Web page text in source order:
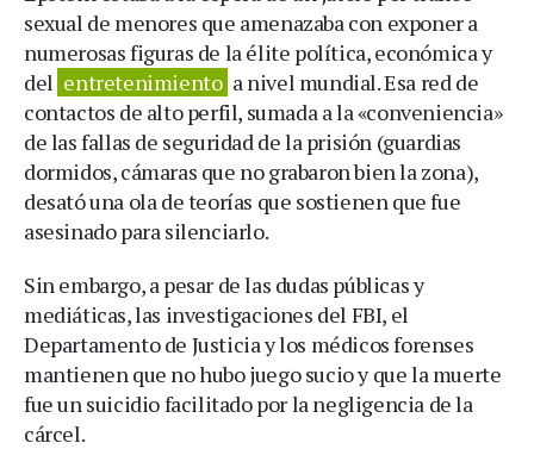
sexual de menores que amenazaba con exponer a
numerosas figuras de la élite política, económica y
del entretenimiento a nivel mundial. Esa red de
contactos de alto perfil, sumada a la «conveniencia»
de las fallas de seguridad de la prisión (guardias
dormidos, cámaras que no grabaron bien la zona),
desató una ola de teorías que sostienen que fue
asesinado para silenciarlo.
Sin embargo, a pesar de las dudas públicas y
mediáticas, las investigaciones del FBI, el
Departamento de Justicia y los médicos forenses
mantienen que no hubo juego sucio y que la muerte
fue un suicidio facilitado por la negligencia de la
cárcel.